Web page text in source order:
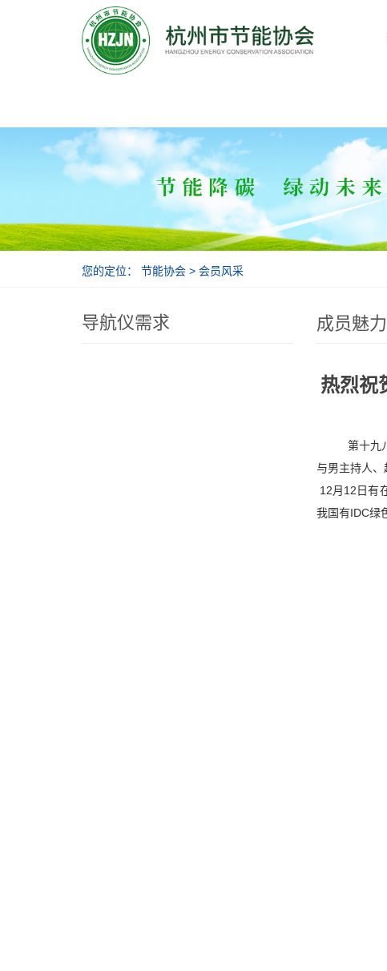
节能协会
您的定位： 节能协会 > 会员风采
成员魅力
热烈祝
第十九
与男主持人
12月12日有
我国有IDC绿
导航仪需求